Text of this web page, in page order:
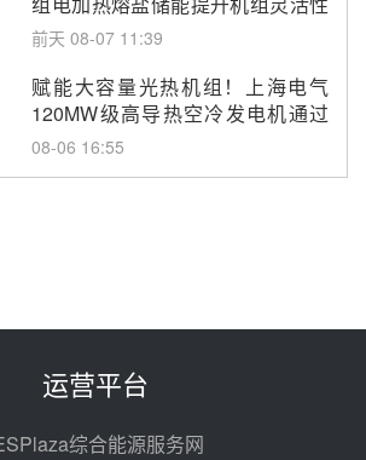
改造项目初步设计第三方评审服务
前天 08-07 11:39
赋能大容量光热机组！上海电气
120MW级高导热空冷发电机通过
型式试验
08-06 16:55
100MW光工程性能试验采购
光热示范电站二列蒸汽发生器设备
运营平台
综合能源服务网